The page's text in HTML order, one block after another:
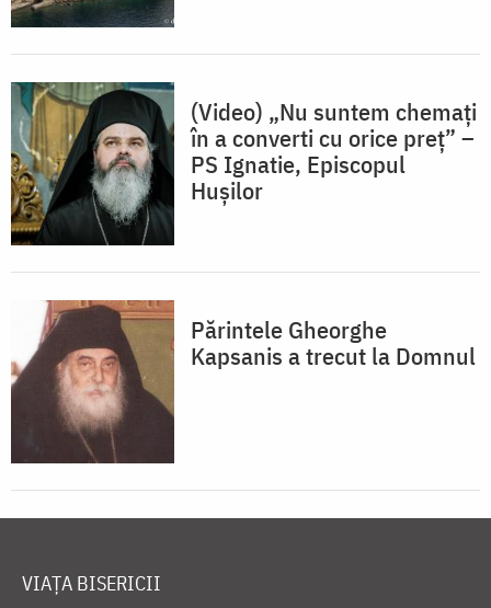
(Video) „Nu suntem chemați
în a converti cu orice preț” –
PS Ignatie, Episcopul
Hușilor
Părintele Gheorghe
Kapsanis a trecut la Domnul
VIAȚA BISERICII